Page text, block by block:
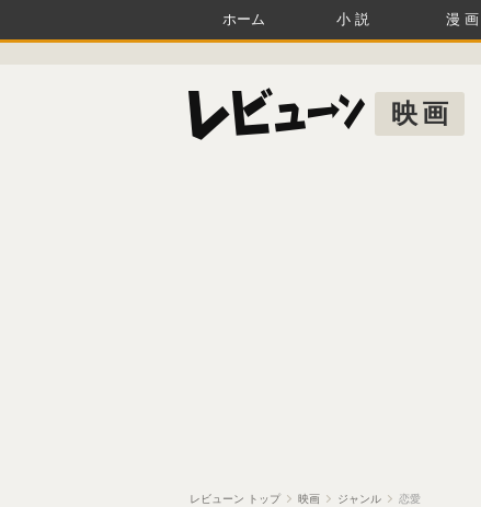
ホーム 小説 漫画
映画
レビューン トップ 映画 ジャンル 恋愛